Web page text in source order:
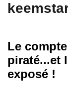
Le
piraté...et
exposé !